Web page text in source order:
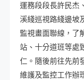
運務段段長許民杰
溪綫巡視路綫邊坡
監視畫面聯線，了
站、十分道班等處
仁。隨後前往先前
維護及監控工作辦